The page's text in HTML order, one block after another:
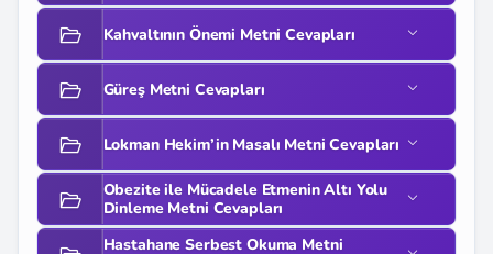
Kahvaltının Önemi Metni Cevapları
Güreş Metni Cevapları
Lokman Hekim’in Masalı Metni Cevapları
Obezite ile Mücadele Etmenin Altı Yolu
Dinleme Metni Cevapları
Hastahane Serbest Okuma Metni